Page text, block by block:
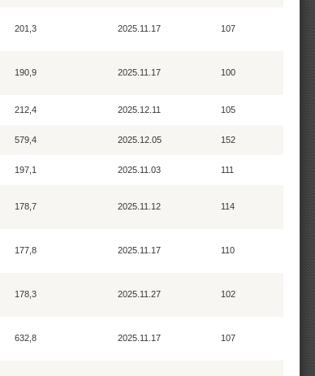
201,3 2025.11.17 107
190,9 2025.11.17 100
212,4 2025.12.11 105
579,4 2025.12.05 152
197,1 2025.11.03 111
178,7 2025.11.12 114
177,8 2025.11.17 110
178,3 2025.11.27 102
632,8 2025.11.17 107